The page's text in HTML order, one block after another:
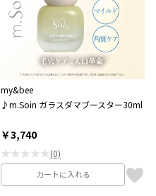
my&bee
♪m.Soin ガラスダマブースター30ml
￥3,740
★★★★★(0)
カートに入れる